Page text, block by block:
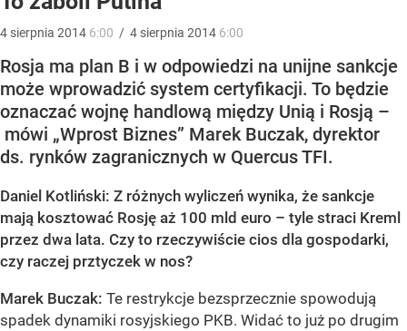
4 sierpnia 2014 6:00 / 4 sierpnia 2014 6:00
Rosja ma plan B i w odpowiedzi na unijne sankcje
może wprowadzić system certyfikacji. To będzie
oznaczać wojnę handlową między Unią i Rosją –
mówi „Wprost Biznes” Marek Buczak, dyrektor
ds. rynków zagranicznych w Quercus TFI.
Daniel Kotliński: Z różnych wyliczeń wynika, że sankcje
mają kosztować Rosję aż 100 mld euro – tyle straci Kreml
przez dwa lata. Czy to rzeczywiście cios dla gospodarki,
czy raczej prztyczek w nos?
Marek Buczak: Te restrykcje bezsprzecznie spowodują
spadek dynamiki rosyjskiego PKB. Widać to już po drugim